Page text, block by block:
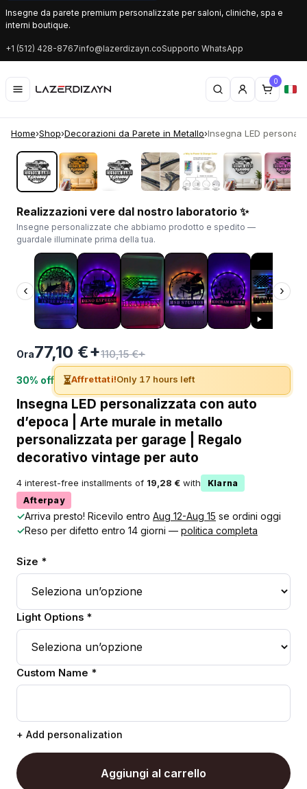
Insegne da parete premium personalizzate per saloni, cliniche, spa e
interni boutique.
+1 (512) 428-8767info@lazerdizayn.coSupporto WhatsApp
0
Home›Shop›Decorazioni da Parete in Metallo›Insegna LED
‹ ›
Realizzazioni vere dal nostro laboratorio ✨
Insegne personalizzate che abbiamo prodotto e spedito —
guardale illuminate prima della tua.
‹ ›
Ora77,10 €+110,15 €+
30% off ⏳Affrettati!Only 17 hours left
Insegna LED personalizzata con auto
d’epoca | Arte murale in metallo
personalizzata per garage | Regalo
decorativo vintage per auto
4 interest-free installments of 19,28 € with
Klarna
Afterpay
✓Arriva presto! Ricevilo entro Aug 12-Aug 15 se ordini oggi
✓Reso per difetto entro 14 giorni — politica completa
Size *
Light Options *
Custom Name *
+ Add personalization
Aggiungi al carrello